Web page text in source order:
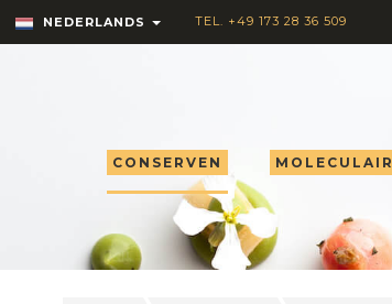
NEDERLANDS TEL. +49 173 28 36 509
CONSERVEN MOLECULAIR